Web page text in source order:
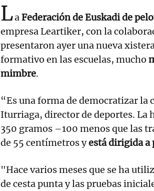
LaFederación de Euskadi de
empresa Leartiker, con la
presentaron ayer una nueva
formativo en las escuelas, mucho
mimbre.
“Es una forma de democratizar la
Iturriaga, director de deportes. La
350 gramos –100 menos que las
de 55 centímetros yestá dirigida a
"Hace varios meses que se ha
de cesta punta y las pruebas